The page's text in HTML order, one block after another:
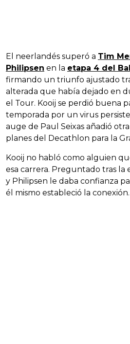
El neerlandés superó a Tim
Philipsen en la etapa 4 del
firmando un triunfo ajustado
alterada que había dejado en
el Tour. Kooij se perdió buena
temporada por un virus
auge de Paul Seixas añadió
planes del Decathlon para la
Kooij no habló como alguien
esa carrera. Preguntado tras la
y Philipsen le daba confianza
él mismo estableció la conexión.